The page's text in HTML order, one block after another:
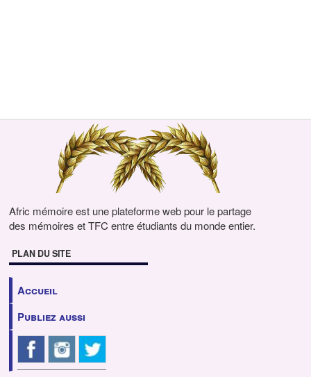
Afric mémoire est une plateforme web pour le partage
des mémoires et TFC entre étudiants du monde entier.
PLAN DU SITE
Accueil
Publiez aussi